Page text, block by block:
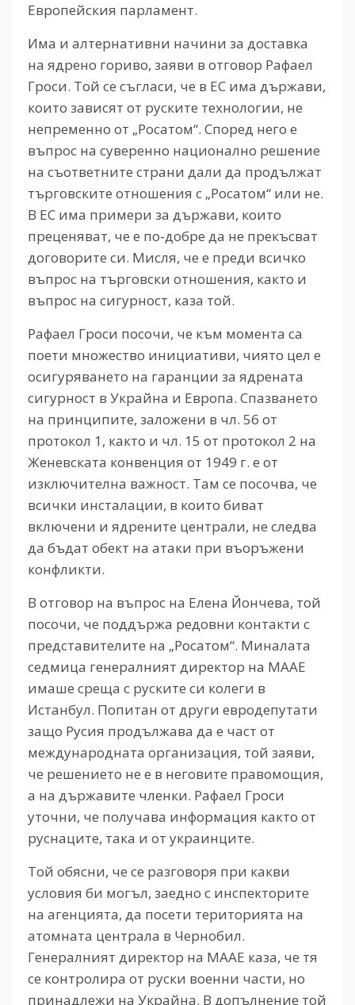
Европейския парламент.
Има и алтернативни начини за доставка
на ядрено гориво, заяви в отговор Рафаел
Гроси. Той се съгласи, че в ЕС има държави,
които зависят от руските технологии, не
непременно от „Росатом“. Според него е
въпрос на суверенно национално решение
на съответните страни дали да продължат
търговските отношения с „Росатом“ или не.
В ЕС има примери за държави, които
преценяват, че е по-добре да не прекъсват
договорите си. Мисля, че е преди всичко
въпрос на търговски отношения, както и
въпрос на сигурност, каза той.
Рафаел Гроси посочи, че към момента са
поети множество инициативи, чиято цел е
осигуряването на гаранции за ядрената
сигурност в Украйна и Европа. Спазването
на принципите, заложени в чл. 56 от
протокол 1, както и чл. 15 от протокол 2 на
Женевската конвенция от 1949 г. е от
изключителна важност. Там се посочва, че
всички инсталации, в които биват
включени и ядрените централи, не следва
да бъдат обект на атаки при въоръжени
конфликти.
В отговор на въпрос на Елена Йончева, той
посочи, че поддържа редовни контакти с
представителите на „Росатом“. Миналата
седмица генералният директор на МААЕ
имаше среща с руските си колеги в
Истанбул. Попитан от други евродепутати
защо Русия продължава да е част от
международната организация, той заяви,
че решението не е в неговите правомощия,
а на държавите членки. Рафаел Гроси
уточни, че получава информация както от
руснаците, така и от украинците.
Той обясни, че се разговоря при какви
условия би могъл, заедно с инспекторите
на агенцията, да посети територията на
атомната централа в Чернобил.
Генералният директор на МААЕ каза, че тя
се контролира от руски военни части, но
принадлежи на Украйна. В допълнение той